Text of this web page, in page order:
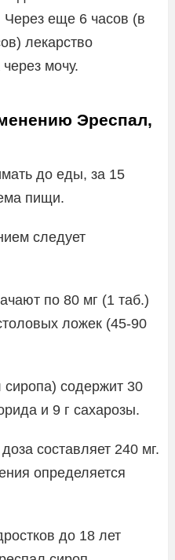
Через еще 6 часов (в
лекарство
мочу.
Эреспал,
до еды, за 15
пищи.
следует
по 80 мг (1 таб.)
ложек (45-90
содержит 30
и 9 г сахарозы.
составляет 240 мг.
определяется
до 18 лет